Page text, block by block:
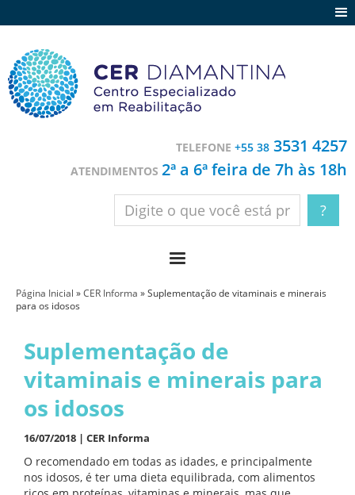
Contato
TELEFONE +55 38 3531 4257
ATENDIMENTOS 2ª a 6ª feira de 7h às 18h
Página Inicial »CER Informa »Suplementação de vitaminais e minerais
para os idosos
Suplementação de
vitaminais e minerais para
os idosos
16/07/2018 | CER Informa
O recomendado em todas as idades, e principalmente
nos idosos, é ter uma dieta equilibrada, com alimentos